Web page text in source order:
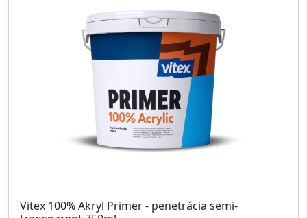
Vitex 100% Akryl Primer - penetrácia semi-